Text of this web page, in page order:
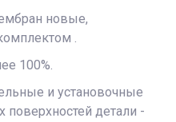
новые,
.
100%.
и установочные
поверхностей детали -